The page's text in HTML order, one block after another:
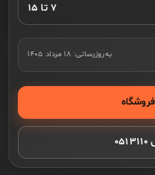
۷ تا ۱۵
به‌روزرسانی: ۱۸ مرداد ۱۴۰۵